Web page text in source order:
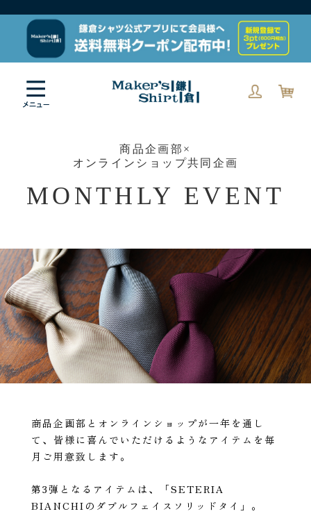
商品企画部×
オンラインショップ共同企画
MONTHLY EVENT
商品企画部とオンラインショップが一年を通し
て、皆様に喜んでいただけるようなアイテムを毎
月ご用意致します。
第3弾となるアイテムは、「SETERIA
BIANCHIのダブルフェイスソリッドタイ」。